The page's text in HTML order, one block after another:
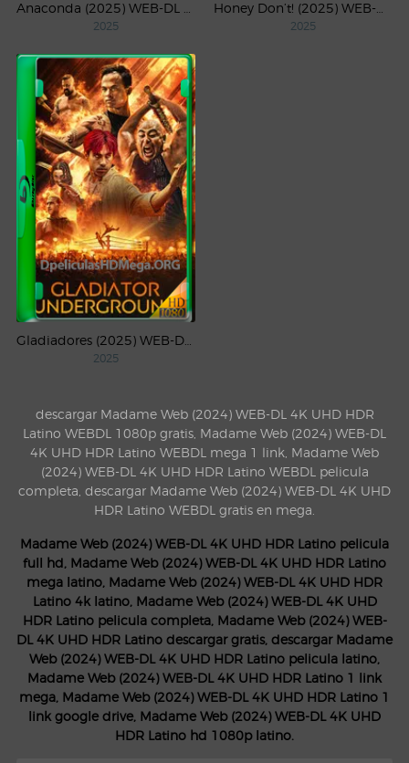
2025 2025
2025
descargar Madame Web (2024) WEB-DL 4K UHD HDR
Latino WEBDL 1080p gratis, Madame Web (2024) WEB-DL
4K UHD HDR Latino WEBDL mega 1 link, Madame Web
(2024) WEB-DL 4K UHD HDR Latino WEBDL pelicula
completa, descargar Madame Web (2024) WEB-DL 4K UHD
HDR Latino WEBDL gratis en mega.
Madame Web (2024) WEB-DL 4K UHD HDR Latino pelicula
full hd, Madame Web (2024) WEB-DL 4K UHD HDR Latino
mega latino, Madame Web (2024) WEB-DL 4K UHD HDR
Latino 4k latino, Madame Web (2024) WEB-DL 4K UHD
HDR Latino pelicula completa, Madame Web (2024) WEB-
DL 4K UHD HDR Latino descargar gratis, descargar Madame
Web (2024) WEB-DL 4K UHD HDR Latino pelicula latino,
Madame Web (2024) WEB-DL 4K UHD HDR Latino 1 link
mega, Madame Web (2024) WEB-DL 4K UHD HDR Latino 1
link google drive, Madame Web (2024) WEB-DL 4K UHD
HDR Latino hd 1080p latino.